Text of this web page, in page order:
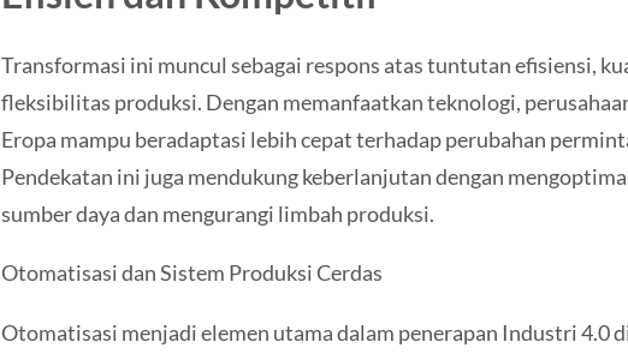
Transformasi ini muncul sebagai respons atas tuntutan efisiensi,
fleksibilitas produksi. Dengan memanfaatkan teknologi,
Eropa mampu beradaptasi lebih cepat terhadap perubahan
Pendekatan ini juga mendukung keberlanjutan dengan
sumber daya dan mengurangi limbah produksi.
Otomatisasi dan Sistem Produksi Cerdas
Otomatisasi menjadi elemen utama dalam penerapan Industri 4.0